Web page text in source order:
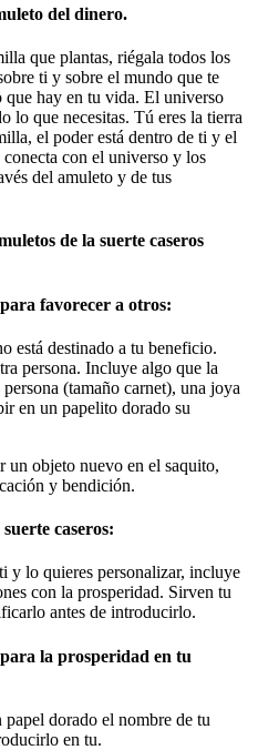
del dinero.
que plantas, riégala todos los
ti y sobre el mundo que te
que hay en tu vida. El universo
lo que necesitas. Tú eres la tierra
el poder está dentro de ti y el
con el universo y los
del amuleto y de tus
de la suerte caseros
favorecer a otros:
está destinado a tu beneficio.
persona. Incluye algo que la
(tamaño carnet), una joya
en un papelito dorado su
un objeto nuevo en el saquito,
y bendición.
caseros:
y lo quieres personalizar, incluye
con la prosperidad. Sirven tu
antes de introducirlo.
la prosperidad en tu
dorado el nombre de tu
en tu.